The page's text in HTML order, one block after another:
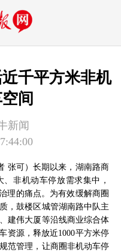
千平方米非机
间
新闻
张可）长期以来，湖南路商
非机动车停放需求集中，
理的痛点。为有效缓解商圈
，鼓楼区城管湖南路中队主
建伟大厦等沿线商业综合体
资源，释放近1000平方米停
范管理，让商圈非机动车停